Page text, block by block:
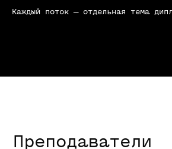
Каждый поток — отдельная тема